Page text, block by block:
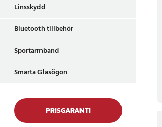
Linsskydd
Bluetooth tillbehör
Sportarmband
Smarta Glasögon
PRISGARANTI